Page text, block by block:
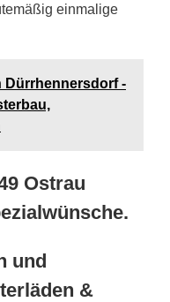
einmalige
Dürrhennersdorf -
Ostrau
und
&